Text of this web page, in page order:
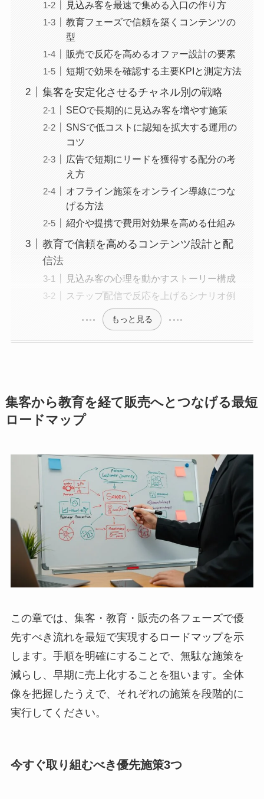
見込み客を最速で集める入口の作り方
教育フェーズで信頼を築くコンテンツの
型
販売で反応を高めるオファー設計の要素
短期で効果を確認する主要KPIと測定方法
集客を安定化させるチャネル別の戦略
SEOで長期的に見込み客を増やす施策
SNSで低コストに認知を拡大する運用の
コツ
広告で短期にリードを獲得する配分の考
え方
オフライン施策をオンライン導線につな
げる方法
紹介や提携で費用対効果を高める仕組み
教育で信頼を高めるコンテンツ設計と配
信法
見込み客の心理を動かすストーリー構成
ステップ配信で反応を上げるシナリオ例
もっと見る
集客から教育を経て販売へとつなげる最短
ロードマップ
この章では、集客・教育・販売の各フェーズで優
先すべき流れを最短で実現するロードマップを示
します。手順を明確にすることで、無駄な施策を
減らし、早期に売上化することを狙います。全体
像を把握したうえで、それぞれの施策を段階的に
実行してください。
今すぐ取り組むべき優先施策3つ